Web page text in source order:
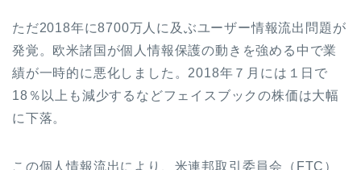
ただ2018年に8700万人に及ぶユーザー情報流出問題が
発覚。欧米諸国が個人情報保護の動きを強める中で業
績が一時的に悪化しました。2018年７月には１日で
18％以上も減少するなどフェイスブックの株価は大幅
に下落。
この個人情報流出により、米連邦取引委員会（FTC）